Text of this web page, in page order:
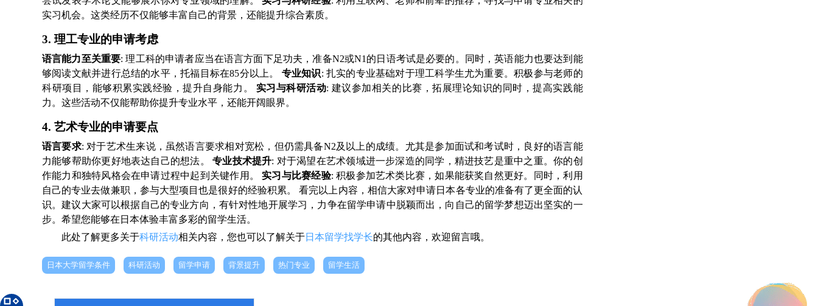
实习机会。这类经历不仅能够丰富自己的背景，还能提升综合素质。
3. 理工专业的申请考虑
语言能力至关重要: 理工科的申请者应当在语言方面下足功夫，准备N2或N1的日语考试是必要的。同时，英语能力也要达到能
够阅读文献并进行总结的水平，托福目标在85分以上。 专业知识: 扎实的专业基础对于理工科学生尤为重要。积极参与老师的
科研项目，能够积累实践经验，提升自身能力。 实习与科研活动: 建议参加相关的比赛，拓展理论知识的同时，提高实践能
力。这些活动不仅能帮助你提升专业水平，还能开阔眼界。
4. 艺术专业的申请要点
语言要求: 对于艺术生来说，虽然语言要求相对宽松，但仍需具备N2及以上的成绩。尤其是参加面试和考试时，良好的语言能
力能够帮助你更好地表达自己的想法。专业技术提升: 对于渴望在艺术领域进一步深造的同学，精进技艺是重中之重。你的创
作能力和独特风格会在申请过程中起到关键作用。实习与比赛经验: 积极参加艺术类比赛，如果能获奖自然更好。同时，利用
自己的专业去做兼职，参与大型项目也是很好的经验积累。 看完以上内容，相信大家对申请日本各专业的准备有了更全面的认
识。建议大家可以根据自己的专业方向，有针对性地开展学习，力争在留学申请中脱颖而出，向自己的留学梦想迈出坚实的一
步。希望您能够在日本体验丰富多彩的留学生活。
此处了解更多关于科研活动相关内容，您也可以了解关于日本留学找学长的其他内容，欢迎留言哦。
日本大学留学条件 科研活动 留学申请 背景提升 热门专业 留学生活